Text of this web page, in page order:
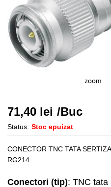
zoom
71,40 lei /Buc
Status: Stoc epuizat
CONECTOR TNC TATA
RG214
Conectori (tip): TNC tata